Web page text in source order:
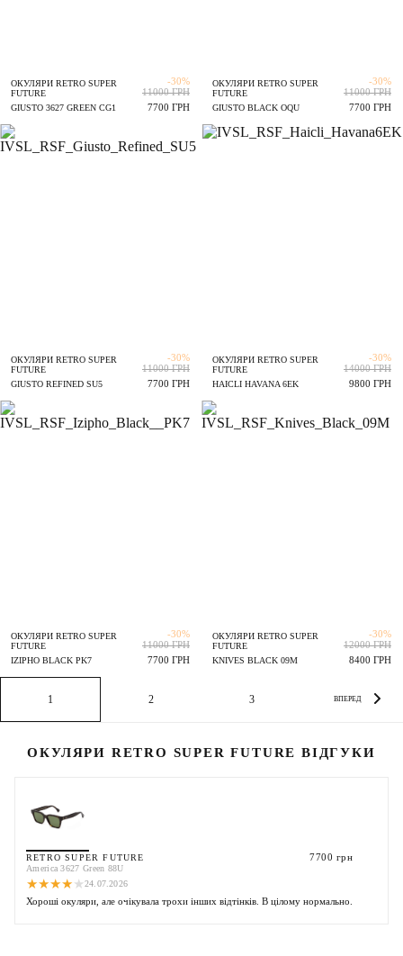
ОКУЛЯРИ RETRO SUPER
FUTURE
GIUSTO 3627 GREEN CG1
11000 ГРН
-30%
7700 ГРН
ОКУЛЯРИ RETRO SUPER
FUTURE
GIUSTO BLACK OQU
11000 ГРН
-30%
7700 ГРН
ОКУЛЯРИ RETRO SUPER
FUTURE
GIUSTO REFINED SU5
11000 ГРН
-30%
7700 ГРН
ОКУЛЯРИ RETRO SUPER
FUTURE
HAICLI HAVANA 6EK
14000 ГРН
-30%
9800 ГРН
ОКУЛЯРИ RETRO SUPER
FUTURE
IZIPHO BLACK PK7
11000 ГРН
-30%
7700 ГРН
ОКУЛЯРИ RETRO SUPER
FUTURE
KNIVES BLACK 09M
12000 ГРН
-30%
8400 ГРН
1 2 3 ВПЕРЕД
ОКУЛЯРИ RETRO SUPER FUTURE ВІДГУКИ
RETRO SUPER FUTURE
America 3627 Green 88U
7700 грн
★★★★★24.07.2026
Хороші окуляри, але очікувала трохи інших відтінків. В цілому нормально.